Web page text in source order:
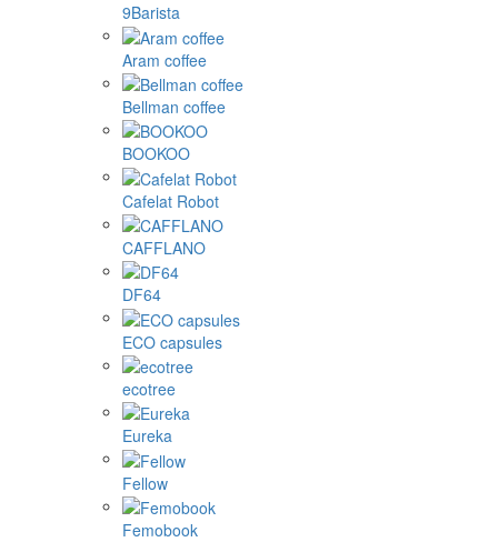
9Barista
Aram coffee
Bellman coffee
BOOKOO
Cafelat Robot
CAFFLANO
DF64
ECO capsules
ecotree
Eureka
Fellow
Femobook